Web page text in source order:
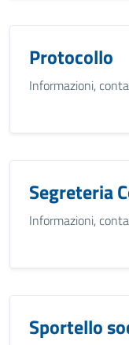
Protocollo
Informazioni,
Segreteria
Informazioni,
Sportello